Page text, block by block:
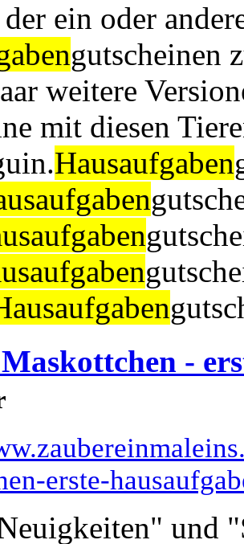
ein oder
gutscheinen
weitere
mit diesen
Hausaufgaben
-
erste-
und